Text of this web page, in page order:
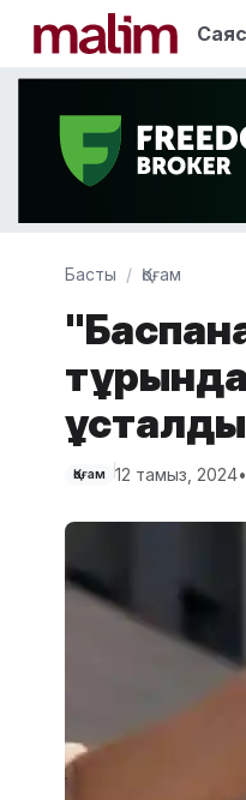
Басты Қоғам
ұсталды
Қоғам 12 тамыз, 2024•